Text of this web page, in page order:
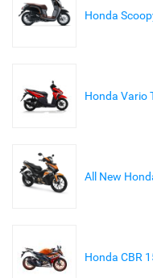
Honda
Honda Vario
All New
Honda CBR